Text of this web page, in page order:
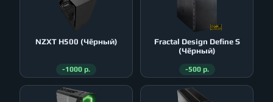
NZXT H500 (Чёрный)
-1000 р.
Fractal Design Define S
(Чёрный)
-500 р.